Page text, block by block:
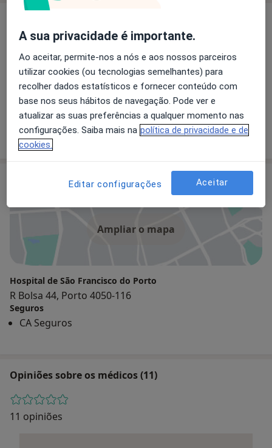
Dr. Paulo Pimenta
Cirurgião geral, Cirurgião vascular
Ampliar o mapa
Hospital de São Francisco do Porto
R Bolsa 44, Porto 4050-116
Seguros
CA Seguros
Opiniões sobre os médicos (11)
11 opiniões
A sua privacidade é importante.
Ao aceitar, permite-nos a nós e aos nossos parceiros
utilizar cookies (ou tecnologias semelhantes) para
recolher dados estatísticos e fornecer conteúdo com
base nos seus hábitos de navegação. Pode ver e
atualizar as suas preferências a qualquer momento nas
configurações. Saiba mais na política de privacidade e de
cookies.
Editar configurações Aceitar